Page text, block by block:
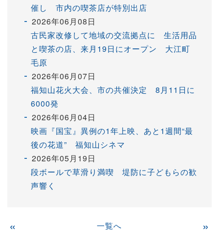
催し 市内の喫茶店が特別出店
2026年06月08日
古民家改修して地域の交流拠点に 生活用品
と喫茶の店、来月19日にオープン 大江町
毛原
2026年06月07日
福知山花火大会、市の共催決定 8月11日に
6000発
2026年06月04日
映画『国宝』異例の1年上映、あと1週間“最
後の花道” 福知山シネマ
2026年05月19日
段ボールで草滑り満喫 堤防に子どもらの歓
声響く
« 一覧へ